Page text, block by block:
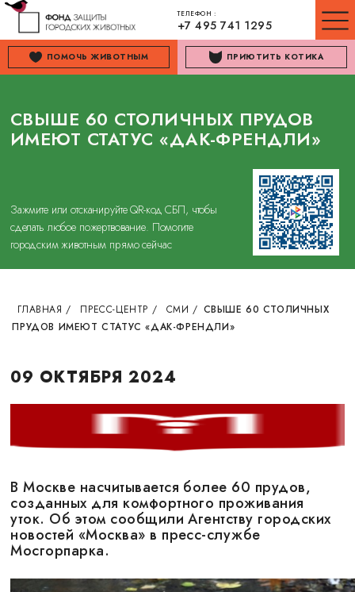
ТЕЛЕФОН :
+7 495 741 1295
ПОМОЧЬ ЖИВОТНЫМ ПРИЮТИТЬ КОТИКА
СВЫШЕ 60 СТОЛИЧНЫХ ПРУДОВ
ИМЕЮТ СТАТУС «ДАК-ФРЕНДЛИ»
Зажмите или отсканируйте QR-код СБП, чтобы
сделать любое пожертвование. Помогите
городским животным прямо сейчас
ГЛАВНАЯ / ПРЕСС-ЦЕНТР / СМИ / СВЫШЕ 60 СТОЛИЧНЫХ
ПРУДОВ ИМЕЮТ СТАТУС «ДАК-ФРЕНДЛИ»
09 ОКТЯБРЯ 2024
В Москве насчитывается более 60 прудов,
созданных для комфортного проживания
уток. Об этом сообщили Агентству городских
новостей «Москва» в пресс-службе
Мосгорпарка.